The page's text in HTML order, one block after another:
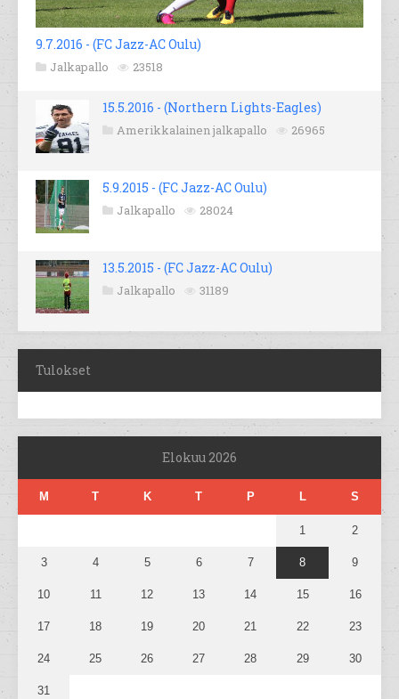
9.7.2016 - (FC Jazz-AC Oulu)
Jalkapallo 23518
15.5.2016 - (Northern Lights-Eagles)
Amerikkalainen jalkapallo 26965
5.9.2015 - (FC Jazz-AC Oulu)
Jalkapallo 28024
13.5.2015 - (FC Jazz-AC Oulu)
Jalkapallo 31189
Tulokset
Elokuu 2026
M T K T P L S
1 2
3 4 5 6 7 8 9
10 11 12 13 14 15 16
17 18 19 20 21 22 23
24 25 26 27 28 29 30
31